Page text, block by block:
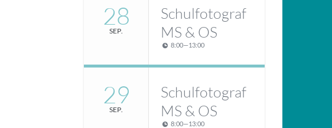
28
SEP.
Schulfotograf
MS & OS
8:00—13:00
29
SEP.
Schulfotograf
MS & OS
8:00—13:00